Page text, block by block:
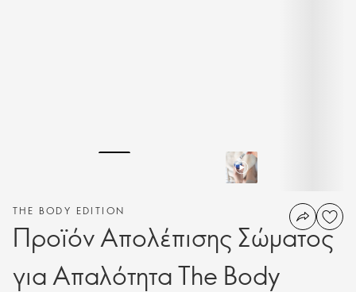
THE BODY EDITION
Προϊόν Απολέπισης Σώματος
για Απαλότητα The Βody